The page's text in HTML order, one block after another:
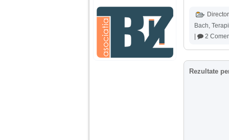
agresiva, orice
greseala era taxata cu
o palma sau pedepse.
De 4 ani am o relatie
serioasa cu un barbat
Bach,
2
Rezultate